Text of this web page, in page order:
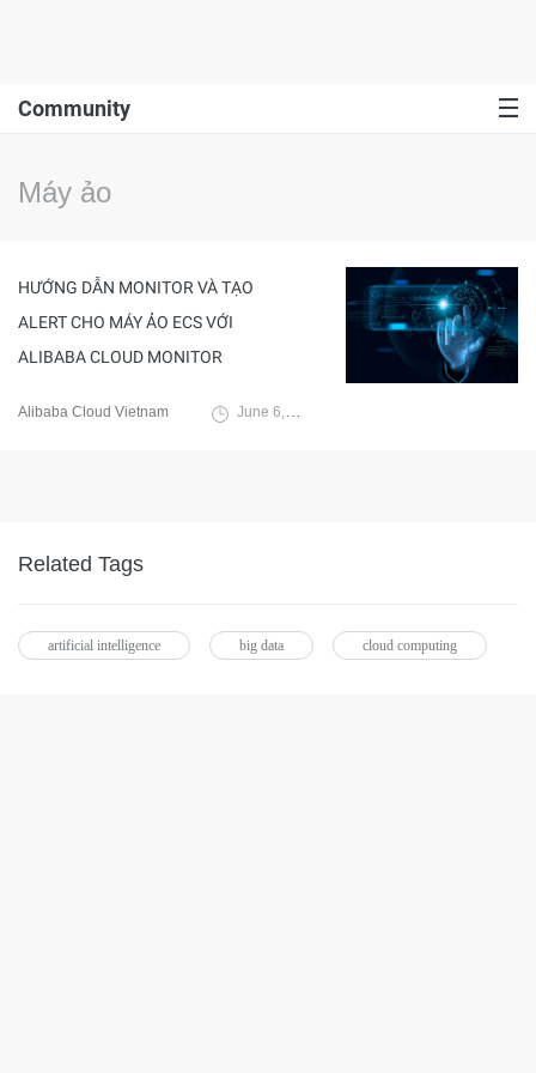
Community
Máy ảo
HƯỚNG DẪN MONITOR VÀ TẠO
ALERT CHO MÁY ẢO ECS VỚI
ALIBABA CLOUD MONITOR
Alibaba Cloud Vietnam June 6, 2024
Related Tags
artificial intelligence big data cloud computing